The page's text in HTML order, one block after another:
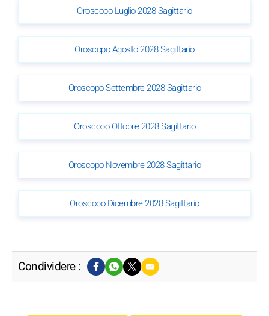
Oroscopo Luglio 2028 Sagittario
Oroscopo Agosto 2028 Sagittario
Oroscopo Settembre 2028 Sagittario
Oroscopo Ottobre 2028 Sagittario
Oroscopo Novembre 2028 Sagittario
Oroscopo Dicembre 2028 Sagittario
Condividere :